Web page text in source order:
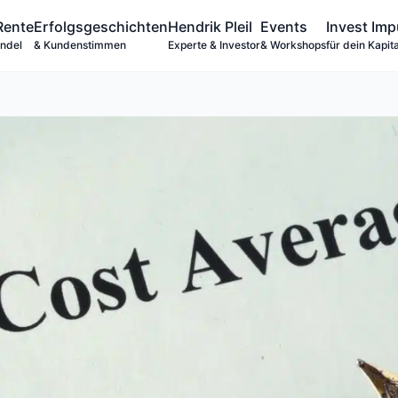
Erfolgsgeschichten
& Kundenstimmen
Hendrik Pleil
Experte & Investor
Events
& Workshops
Invest
für dein